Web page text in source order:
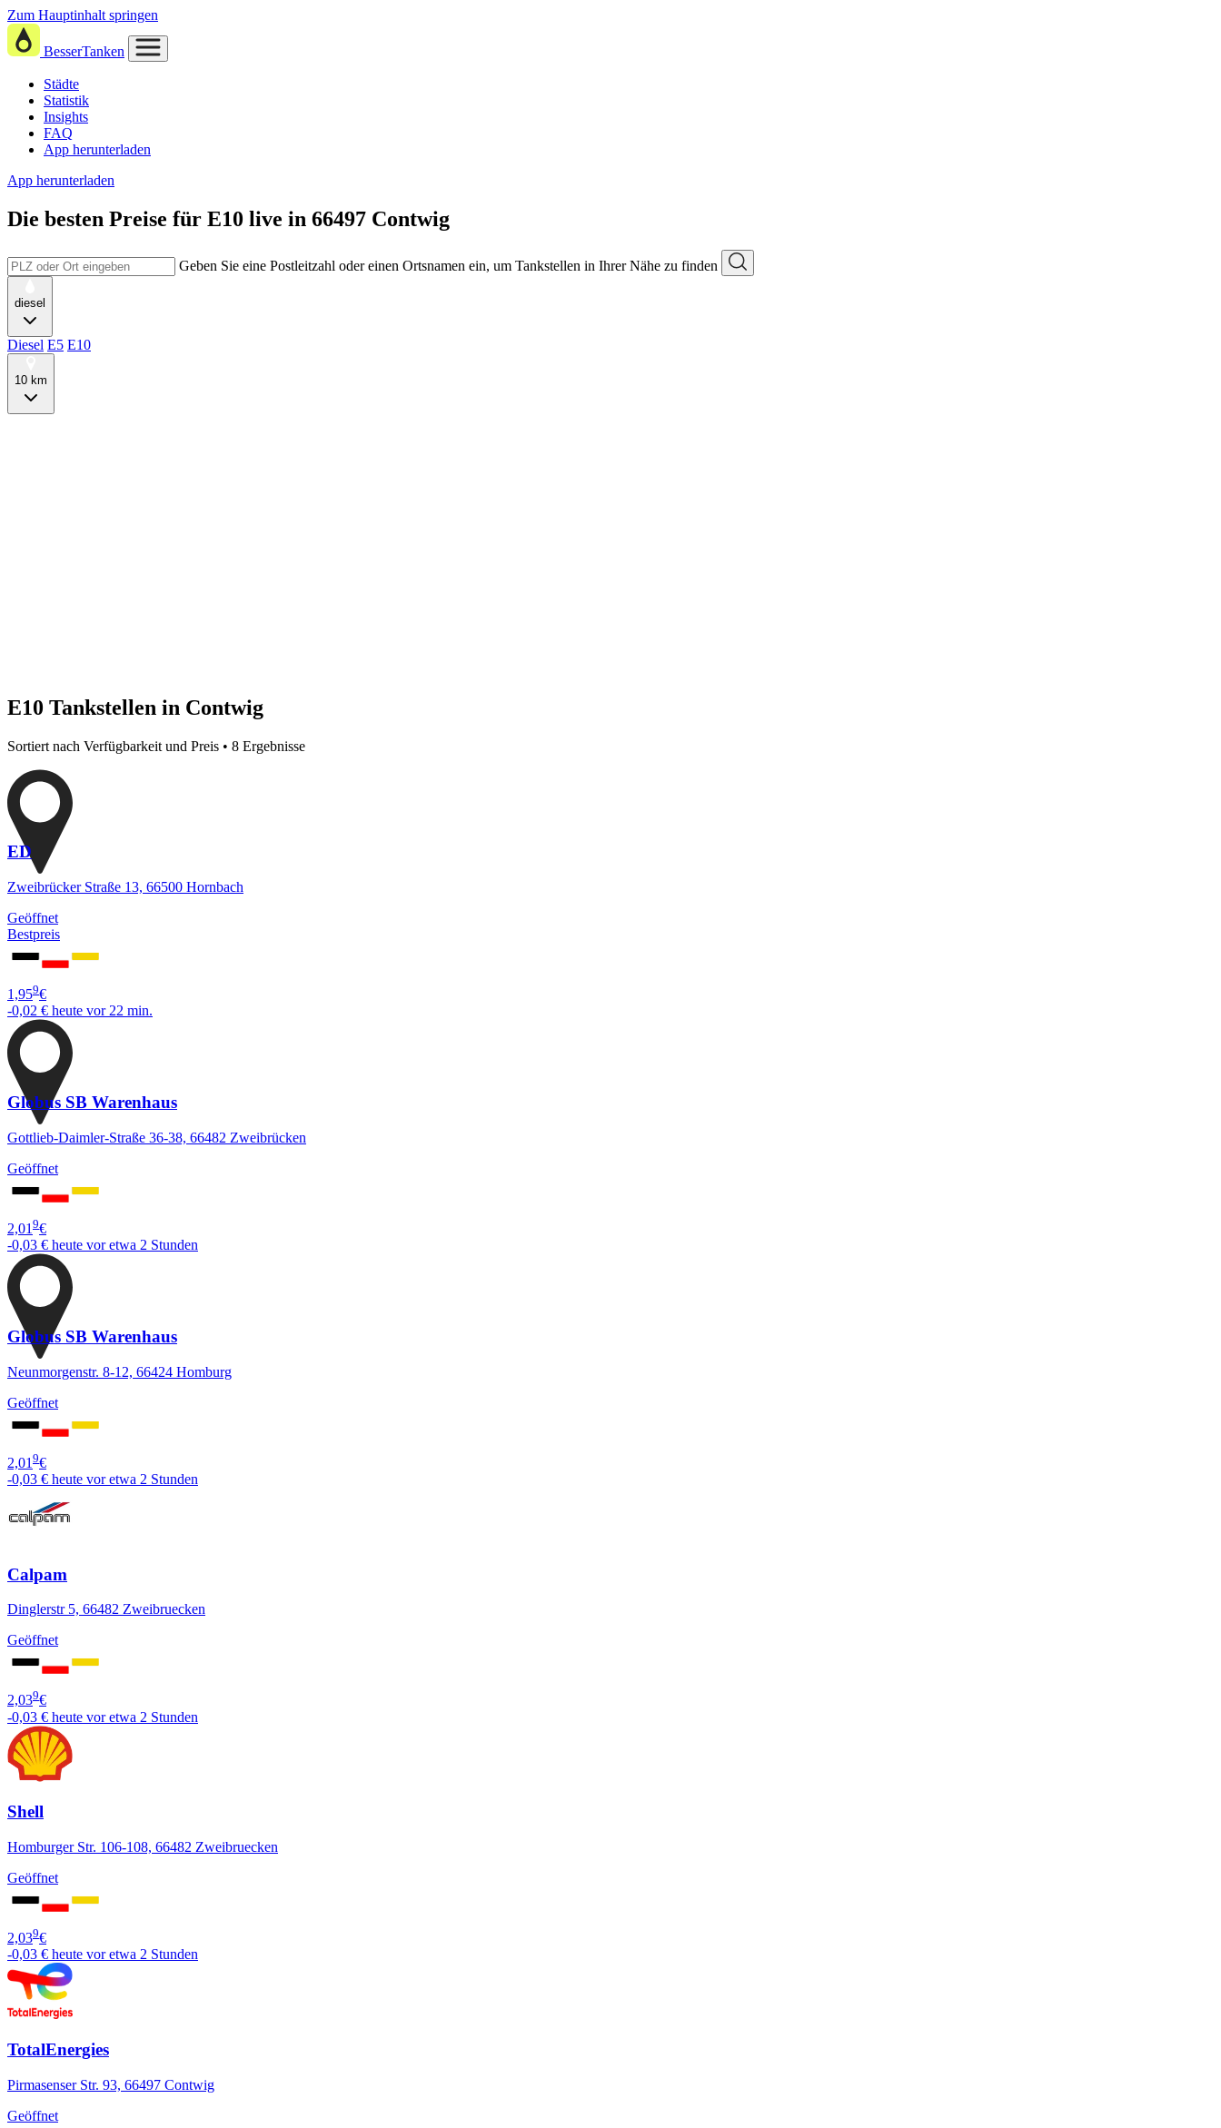
Zum Hauptinhalt springen
BesserTanken
Städte
Statistik
Insights
FAQ
App herunterladen
App herunterladen
Die besten Preise für E10 live in 66497 Contwig
Geben Sie eine Postleitzahl oder einen Ortsnamen ein, um Tankstellen in Ihrer Nähe zu finden
diesel
Diesel E5 E10
10 km
E10 Tankstellen in Contwig
Sortiert nach Verfügbarkeit und Preis • 8 Ergebnisse
ED
Zweibrücker Straße 13, 66500 Hornbach
Geöffnet
Bestpreis
1,959€
-0,02 € heute vor 22 min.
Globus SB Warenhaus
Gottlieb-Daimler-Straße 36-38, 66482 Zweibrücken
Geöffnet
2,01 9€
-0,03 € heute vor etwa 2 Stunden
Globus SB Warenhaus
Neunmorgenstr. 8-12, 66424 Homburg
Geöffnet
2,01 9€
-0,03 € heute vor etwa 2 Stunden
Calpam
Dinglerstr 5, 66482 Zweibruecken
Geöffnet
2,039€
-0,03 € heute vor etwa 2 Stunden
Shell
Homburger Str. 106-108, 66482 Zweibruecken
Geöffnet
2,039€
-0,03 € heute vor etwa 2 Stunden
TotalEnergies
Pirmasenser Str. 93, 66497 Contwig
Geöffnet